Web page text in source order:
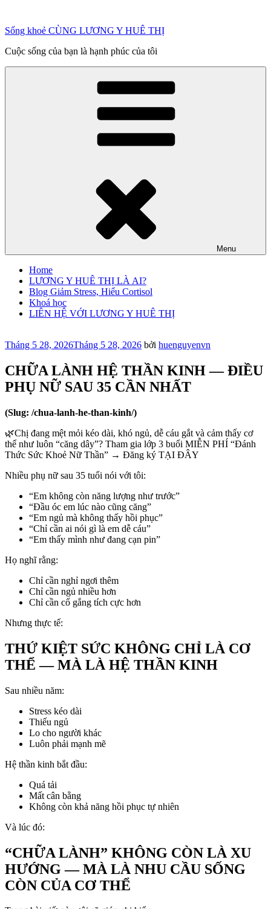
phần
dung
Sống khoẻ CÙNG LƯƠNG Y HUÊ THỊ
Cuộc sống của bạn là hạnh phúc của tôi
Menu
Home
LƯƠNG Y HUÊ THỊ LÀ AI?
Blog Giảm Stress, Hiểu Cortisol
Khoá học
LIÊN HỆ VỚI LƯƠNG Y HUÊ THỊ
Đăng
Tháng 5 28, 2026Tháng 5 28, 2026 bởi huenguyenvn
CHỮA LÀNH HỆ THẦN KINH — ĐIỀU
PHỤ NỮ SAU 35 CẦN NHẤT
(Slug: /chua-lanh-he-than-kinh/)
🌿Chị đang mệt mỏi kéo dài, khó ngủ, dễ cáu gắt và cảm thấy cơ
thể như luôn “căng dây”? Tham gia lớp 3 buổi MIỄN PHÍ “Đánh
Thức Sức Khoẻ Nữ Thần” → Đăng ký TẠI ĐÂY
Nhiều phụ nữ sau 35 tuổi nói với tôi:
“Em không còn năng lượng như trước”
“Đầu óc em lúc nào cũng căng”
“Em ngủ mà không thấy hồi phục”
“Chỉ cần ai nói gì là em dễ cáu”
“Em thấy mình như đang cạn pin”
Họ nghĩ rằng:
Chỉ cần nghỉ ngơi thêm
Chỉ cần ngủ nhiều hơn
Chỉ cần cố gắng tích cực hơn
Nhưng thực tế:
THỨ KIỆT SỨC KHÔNG CHỈ LÀ CƠ
THỂ — MÀ LÀ HỆ THẦN KINH
Sau nhiều năm:
Stress kéo dài
Thiếu ngủ
Lo cho người khác
Luôn phải mạnh mẽ
Hệ thần kinh bắt đầu:
Quá tải
Mất cân bằng
Không còn khả năng hồi phục tự nhiên
Và lúc đó:
“CHỮA LÀNH” KHÔNG CÒN LÀ XU
HƯỚNG — MÀ LÀ NHU CẦU SỐNG
CÒN CỦA CƠ THỂ